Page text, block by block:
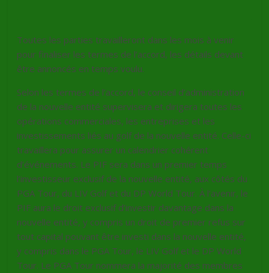
Toutes les parties travailleront dans les mois à venir
pour finaliser les termes de l’accord, les détails devant
être annoncés en temps voulu.
Selon les termes de l’accord, le conseil d’administration
de la nouvelle entité supervisera et dirigera toutes les
opérations commerciales, les entreprises et les
investissements liés au golf de la nouvelle entité. Celle-ci
travaillera pour assurer un calendrier cohérent
d’événements. Le PIF sera dans un premier temps
l’investisseur exclusif de la nouvelle entité, aux côtés du
PGA Tour, du LIV Golf et du DP World Tour. À l’avenir, le
PIF aura le droit exclusif d’investir davantage dans la
nouvelle entité, y compris un droit de premier refus sur
tout capital pouvant être investi dans la nouvelle entité,
y compris dans le PGA Tour, le LIV Golf et le DP World
Tour. Le PGA Tour nommera la majorité des membres